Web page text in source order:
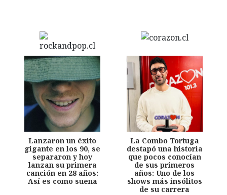
Lanzaron un éxito
gigante en los 90, se
separaron y hoy
lanzan su primera
canción en 28 años:
Así es como suena
La Combo Tortuga
destapó una historia
que pocos conocían
de sus primeros
años: Uno de los
shows más insólitos
de su carrera